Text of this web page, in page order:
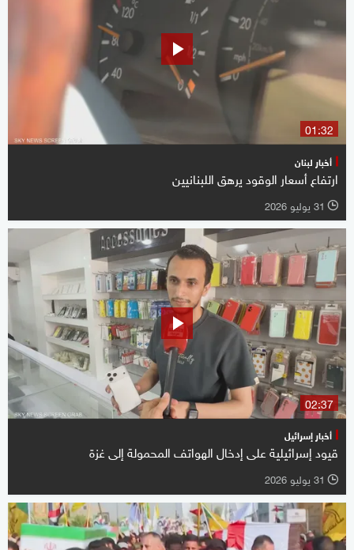
01:32
أخبار لبنان
ارتفاع أسعار الوقود يرهق اللبنانيين
l 31 يوليو 2026
02:37
أخبار إسرائيل
قيود إسرائيلية على إدخال الهواتف المحمولة إلى غزة
l 31 يوليو 2026